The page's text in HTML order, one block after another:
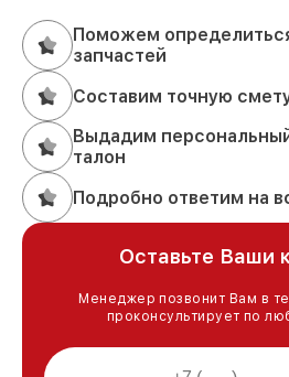
Поможем
запчастей
Составим точную
Выдадим
талон
Подробно ответим на
Оставьте Ваши
Менеджер позвонит Вам в
проконсультирует по